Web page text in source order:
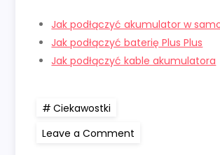
Jak podłączyć akumulator w
Jak podłączyć baterię Plus Plus
Jak podłączyć kable akumulatora
Ciekawostki
Leave a Comment